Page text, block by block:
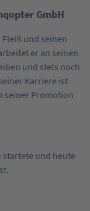
GmbH
und seinen
er an seinen
und stets noch
Karriere ist
seiner Promotion
startete und heute